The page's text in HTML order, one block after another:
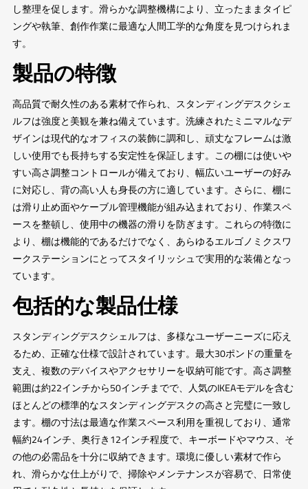
し整理を促します。滑らかな調整機構により、立ったままタイピ
ングや執筆、創作作業に最適な人間工学的な角度を見つけられま
す。
製品の特徴
高品質で耐久性のある素材で作られ、スタンディングデスクシェ
ルフは強度と美観を兼ね備えています。洗練されたミニマルなデ
ザインは現代的なオフィスの装飾に調和し、頑丈なフレームは激
しい使用でも長持ちする安定性を保証します。この棚には使いや
すい高さ調整コントロールが備えており、幅広いユーザーの好み
に対応し、背の高い人も身長の方に適しています。さらに、棚に
は滑り止め面やケーブル管理機能が組み込まれており、作業スペ
ースを整頓し、使用中の機器の滑りを防ぎます。これらの特徴に
より、棚は機能的であるだけでなく、あらゆるエルゴノミクスワ
ークステーションにとってスタイリッシュで実用的な装備となっ
ています。
包括的な製品仕様
スタンディングデスクシェルフは、多様なユーザーニーズに応え
るため、正確な仕様で設計されています。最大30ポンドの重量を
支え、複数のデバイスやアクセサリーを収納可能です。高さ調整
範囲は約22インチから50インチまでで、人気のIKEAモデルを含む
ほとんどの標準的なスタンディングデスクの高さと完璧に一致し
ます。棚の寸法は最適な作業スペース利用を重視しており、通常
幅約24インチ、奥行き12インチ程度で、キーボードやマウス、そ
の他の必需品を十分に収納できます。環境に優しい素材で作ら
れ、滑らかな仕上がりで、掃除やメンテナンスが容易で、日常使